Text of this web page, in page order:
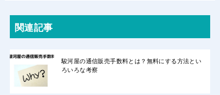
関連記事
駿河屋の通信販売手数料とは？無料にする方法とい
ろいろな考察